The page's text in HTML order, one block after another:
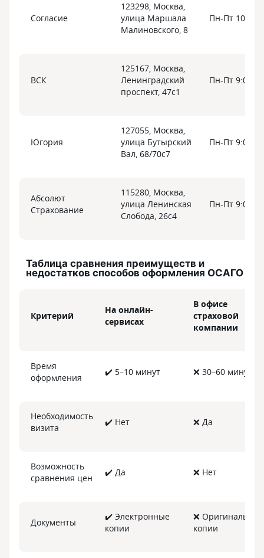
Согласие
123298, Москва,
улица Маршала
Малиновского, 8
Пн-Пт 10:00-
ВСК
125167, Москва,
Ленинградский
проспект, 47с1
Пн-Пт 9:00-
Югория
127055, Москва,
улица Бутырский
Вал, 68/70с7
Пн-Пт 9:00-
Абсолют
Страхование
115280, Москва,
улица Ленинская
Слобода, 26с4
Пн-Пт 9:00-
Таблица сравнения преимуществ и
недостатков способов оформления ОСАГО
Критерий
На онлайн-
сервисах
В офисе
страховой
компании
Время
оформления
✔️ 5–10 минут ❌ 30–60 минут
Необходимость
визита
✔️ Нет ❌ Да
Возможность
сравнения цен
✔️ Да ❌ Нет
Документы
✔️ Электронные
копии
❌ Оригиналы
копии